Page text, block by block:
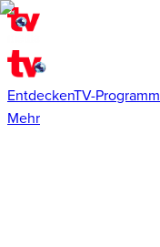
EntdeckenTV-Programm
Mehr